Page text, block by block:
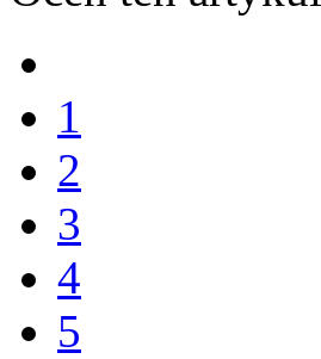
1
2
3
4
5